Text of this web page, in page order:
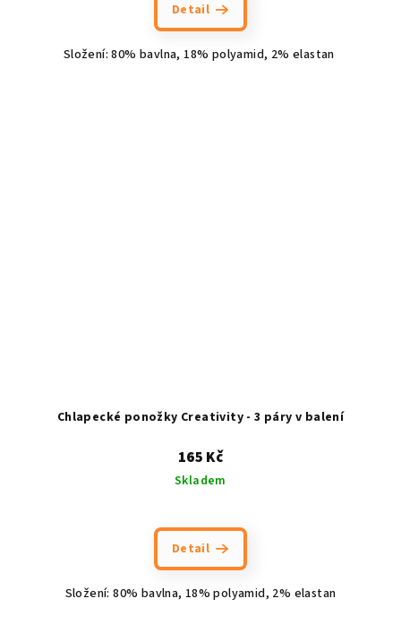
Detail
Složení: 80% bavlna, 18% polyamid, 2% elastan
Chlapecké ponožky Creativity - 3 páry v balení
165 Kč
Skladem
Detail
Složení: 80% bavlna, 18% polyamid, 2% elastan